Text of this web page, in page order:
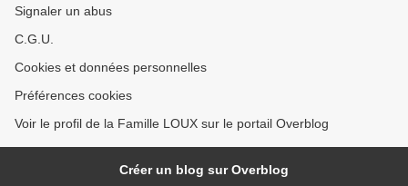
Signaler un abus
C.G.U.
Cookies et données personnelles
Préférences cookies
Voir le profil de la Famille LOUX sur le portail Overblog
Créer un blog sur Overblog